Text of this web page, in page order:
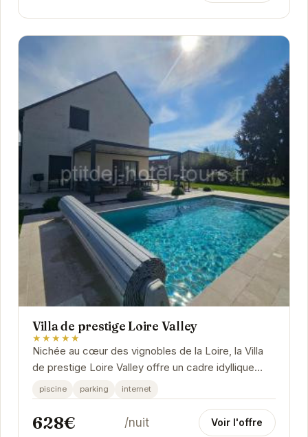
Villa de prestige Loire Valley
★★★★★
Nichée au cœur des vignobles de la Loire, la Villa
de prestige Loire Valley offre un cadre idyllique
pour une escapade inoubliable. Son...
piscine parking internet
628€ /nuit Voir l'offre